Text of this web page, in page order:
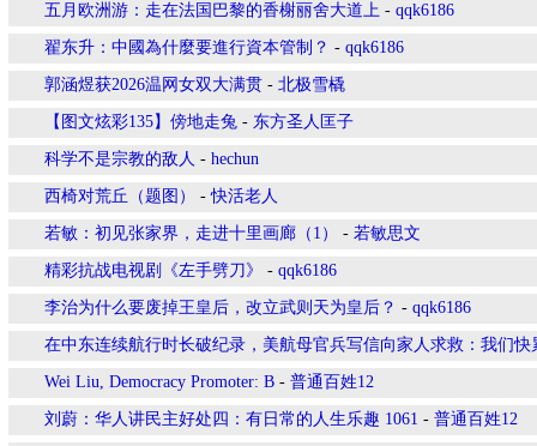
五月欧洲游：走在法国巴黎的香榭丽舍大道上 - qqk6186
翟东升：中國為什麼要進行資本管制？ - qqk6186
郭涵煜获2026温网女双大满贯 - 北极雪橇
【图文炫彩135】傍地走兔 - 东方圣人匡子
科学不是宗教的敌人 - hechun
西椅对荒丘（题图） -快活老人
若敏：初见张家界，走进十里画廊（1） - 若敏思文
精彩抗战电视剧《左手劈刀》 - qqk6186
李治为什么要废掉王皇后，改立武则天为皇后？ - qqk6186
在中东连续航行时长破纪录，美航母官兵写信向家人求救：我们快
Wei Liu, Democracy Promoter: B - 普通百姓12
刘蔚：华人讲民主好处四：有日常的人生乐趣 1061 - 普通百姓12